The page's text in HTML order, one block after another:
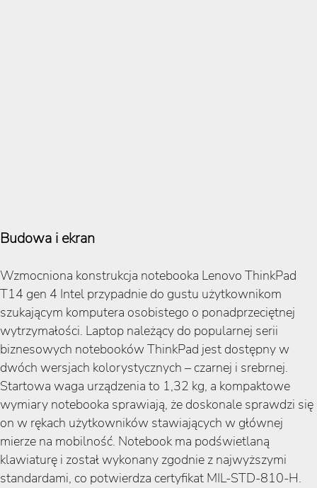
Budowa i ekran
Wzmocniona konstrukcja notebooka Lenovo ThinkPad
T14 gen 4 Intel przypadnie do gustu użytkownikom
szukającym komputera osobistego o ponadprzeciętnej
wytrzymałości. Laptop należący do popularnej serii
biznesowych notebooków ThinkPad jest dostępny w
dwóch wersjach kolorystycznych – czarnej i srebrnej.
Startowa waga urządzenia to 1,32 kg, a kompaktowe
wymiary notebooka sprawiają, że doskonale sprawdzi się
on w rękach użytkowników stawiających w głównej
mierze na mobilność. Notebook ma podświetlaną
klawiaturę i został wykonany zgodnie z najwyższymi
standardami, co potwierdza certyfikat MIL-STD-810-H.